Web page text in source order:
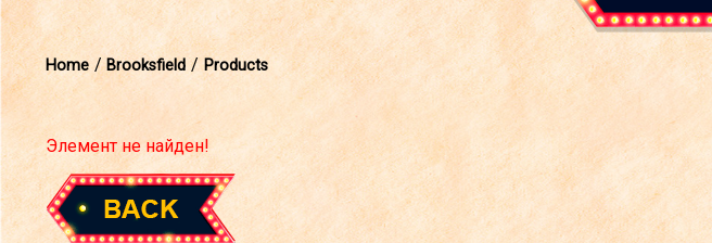
Home Brooksfield Products
Элемент не найден!